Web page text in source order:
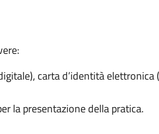
carta d’identità elettronica
la presentazione della pratica.